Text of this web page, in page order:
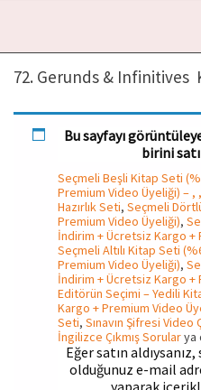
72. Gerunds & Infinitives
Bu sayfayı
birini
Seçmeli Beşli Kitap Seti
Premium Video Üyeliği) – ,
Hazırlık Seti, Seçmeli
Premium Video Üyeliği),
İndirim + Ücretsiz Kargo +
Seçmeli Altılı Kitap Seti
Premium Video Üyeliği),
İndirim + Ücretsiz Kargo +
Editörün Seçimi – Yedili
Kargo + Premium Video
Seti, Sınavın Şifresi Video
İngilizce Çıkmış Sorularya
Eğer satın
olduğunuz e-mail
yaparak